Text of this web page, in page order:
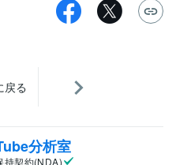
戻る
分析室
持契約(NDA)